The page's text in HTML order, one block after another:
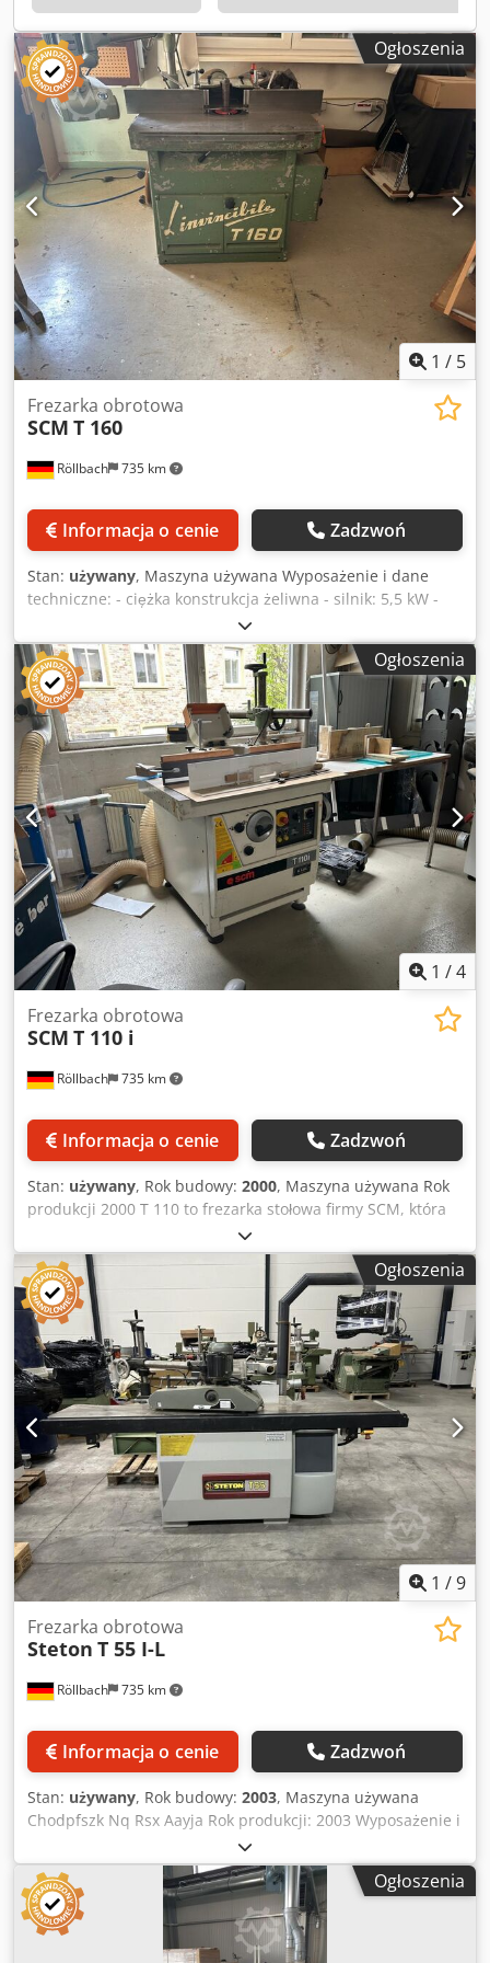
stolikiem rolkowym po lewej stronie Chedpszk N R Refx
Aayoa Uwaga! Poszerzenie stołu zostało zamontowane
później! Aby użyć stolika rolkowego, należy je
zdemontować! - Z 4-rolkowym podajnikiem, rok produkcji
2007 - Wymiary: 240x65x120 - Waga ok. 900 kg Dostępność:
od zaraz Lokalizacja: 63934 Röllbach
Ogłoszenia
1 / 5
Röllbach 735 km
Frezarka obrotowa
SCM T 160
Informacja o cenie Zadzwoń
Stan: używany, Maszyna używana Wyposażenie i dane
techniczne: - ciężka konstrukcja żeliwna - silnik: 5,5 kW -
średnica wrzeciona: 30 mm - 2900-4400-6000-7800-10000
obr./min - regulacja wysokości i nachylenia: elektryczna -
precyzyjna regulacja: za pomocą pokrętła - z metalowymi
szczękami oporowymi Panhans - z podajnikiem rolkowym
Holz-Her (3 rolki) Dostępność: krótkoterminowa Miejsce
magazynowania: 63934 Röllbach Chjdpfx Aszk N R Doayoa
Ogłoszenia
1 /4
Röllbach 735 km
Frezarka obrotowa
SCM T 110 i
Informacja o cenie Zadzwoń
Stan: używany, Rok budowy: 2000, Maszyna używana Rok
produkcji 2000 T 110 to frezarka stołowa firmy SCM, która
optymalnie łączy wysoką jakość z korzystną ceną zakupu.
Konstrukcja jest wyjątkowo stabilna. Wszystkie elementy
sterujące są rozmieszczone na przedniej części maszyny,
co zapewnia wygodną obsługę. Cedpfx Aozk N Rdoayeha
Precyzyjna regulacja wysokości narzędzia gwarantowana
jest przez mechaniczny wskaźnik. Nachylenie wrzeciona od
-5 do +45 stopni. Wymiary stołu 1000 x 750 mm. Długość
mocowania wrzeciona 140 mm. Występ wrzeciona ponad
stołem 20 mm. Obroty wrzeciona: 3000-4500-6000-9000-
10000 obr./min. Maks. średnica narzędzia opuszczanego
pod stół: 320 x 40 mm. Narzędzie do profilowania maks.
250 mm. Silnik 4 kW. Średnica króćca odciągu 120 mm. Z
podajnikiem 3-rolkowym. Waga 520 kg. Dostępność: od ręki
Lokalizacja: Röllbach
Ogłoszenia
1 /9
Röllbach 735 km
Frezarka obrotowa
Steton T 55 I-L
Informacja o cenie Zadzwoń
Stan: używany, Rok budowy: 2003, Maszyna używana
Chodpfszk Nq Rsx Aayja Rok produkcji: 2003 Wyposażenie i
dane techniczne: - automatyczna regulacja wysokości i kąta
nachylenia wrzeciona z impulsami dziesiętnymi -
mechaniczny wskaźnik wysokości wrzeciona oraz
elektryczny wskaźnik kąta nachylenia - osłona uchylna z
prowadnicami aluminiowymi - regulowany otwór stołu za
pomocą suwaka stołowego - system szybkiej wymiany
Ogłoszenia